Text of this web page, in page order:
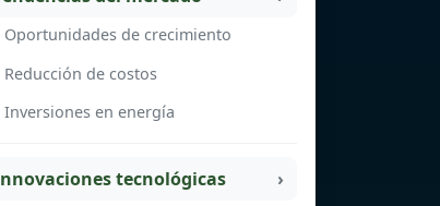
Oportunidades de crecimiento
Reducción de costos
Inversiones en energía
tecnológicas